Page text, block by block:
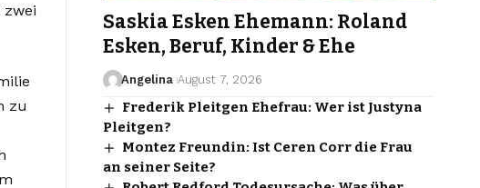
zwei
zu
Saskia Esken Ehemann: Roland
Esken, Beruf, Kinder & Ehe
Angelina August 7, 2026
Frederik Pleitgen Ehefrau: Wer ist Justyna
Pleitgen?
Montez Freundin: Ist Ceren Corr die Frau
an seiner Seite?